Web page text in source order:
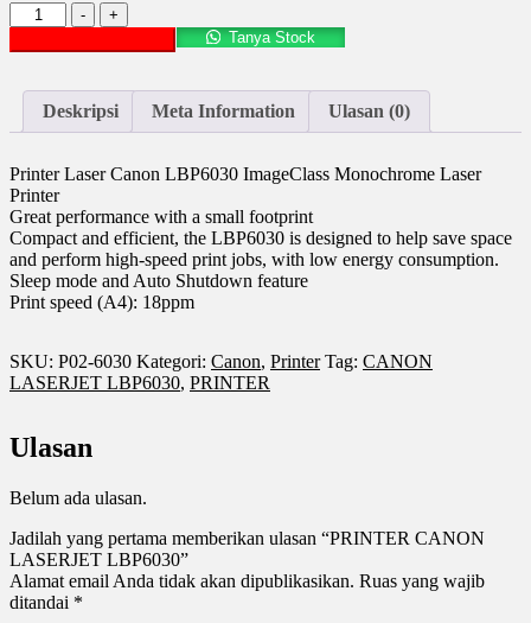
-
Kuantitas
PRINTER
CANON
LBP6030
+
Tanya Stock
Deskripsi Meta Information Ulasan (0)
Printer Laser Canon LBP6030 ImageClass Monochrome Laser
Printer
Great performance with a small footprint
Compact and efficient, the LBP6030 is designed to help save space
and perform high-speed print jobs, with low energy consumption.
Sleep mode and Auto Shutdown feature
Print speed (A4): 18ppm
SKU: P02-6030 Kategori: Canon, Printer Tag: CANON
LASERJET LBP6030, PRINTER
Ulasan
Belum ada ulasan.
Jadilah yang pertama memberikan ulasan “PRINTER CANON
LASERJET LBP6030”
Alamat email Anda tidak akan dipublikasikan. Ruas yang wajib
ditandai *